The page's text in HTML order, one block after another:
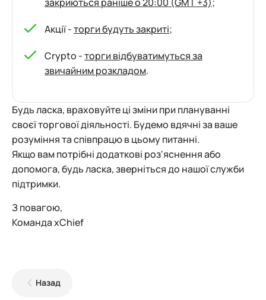
Акції -торги будуть закриті;
Crypto -торги відбуватимуться за
звичайним розкладом.
Будь ласка, враховуйте ці зміни при плануванні
своєї торгової діяльності. Будемо вдячні за ваше
розуміння та співпрацю в цьому питанні.
Якщо вам потрібні додаткові роз'яснення або
допомога, будь ласка, зверніться до нашої служби
підтримки.
З повагою,
Команда xChief
Назад